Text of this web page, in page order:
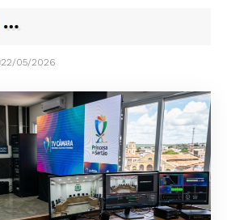
22/05/2026